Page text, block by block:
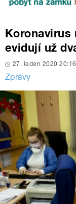
Koronavirus
evidují už
27. leden 2020 20:16
Zprávy